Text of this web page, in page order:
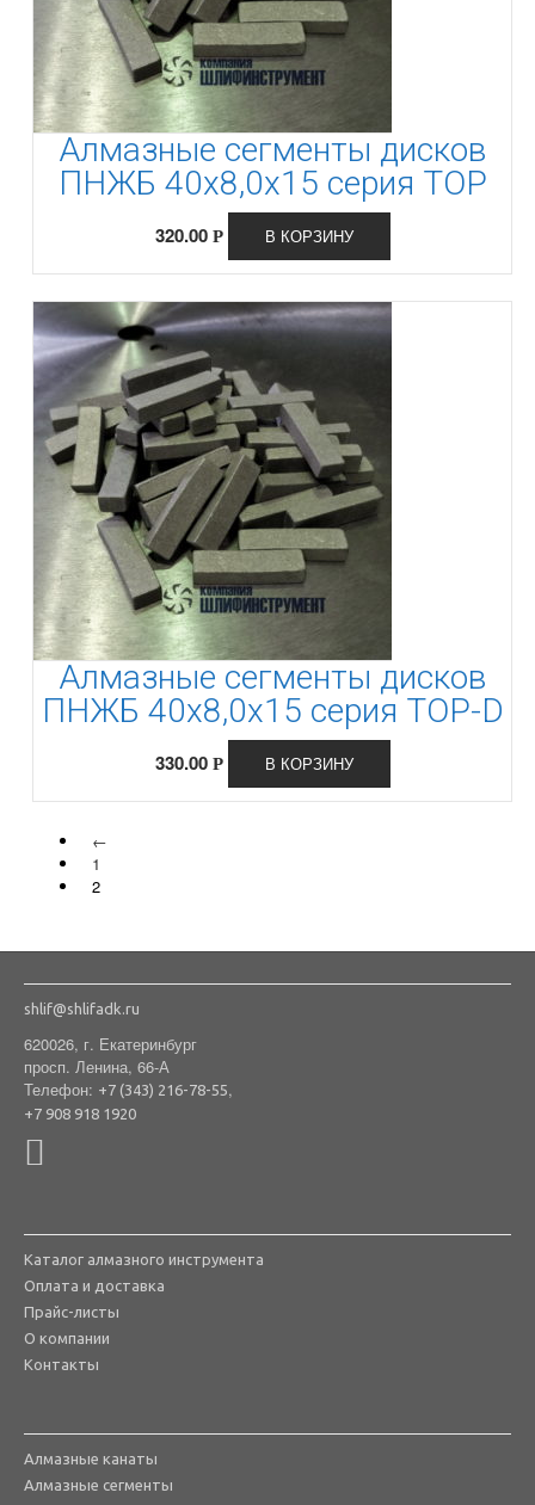
Алмазные сегменты дисков
ПНЖБ 40х8,0х15 серия ТОР
320.00 Р В КОРЗИНУ
Алмазные сегменты дисков
ПНЖБ 40х8,0х15 серия ТОР-D
330.00 Р В КОРЗИНУ
←
1
2
shlif@shlifadk.ru
620026, г. Екатеринбург
просп. Ленина, 66-А
Телефон: +7 (343) 216-78-55,
+7 908 918 1920
Каталог алмазного инструмента
Оплата и доставка
Прайс-листы
О компании
Контакты
Алмазные канаты
Алмазные сегменты